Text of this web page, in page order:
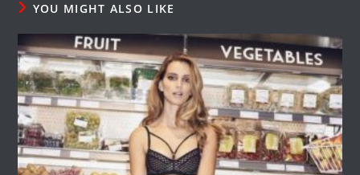
YOU MIGHT ALSO LIKE